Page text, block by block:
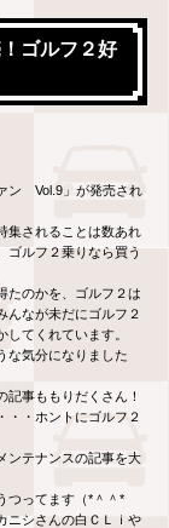
ゴルフ２好
ン Vol.9」が発売され
集されることは数あれ
ゴルフ２乗りなら買う
たのかを、ゴルフ２は
んなが未だにゴルフ２
てくれています。
な気分になりました
事ももりだくさん！
・・ホントにゴルフ２
ンテナンスの記事を大
つってます（*＾＾*
ニシさんの白ＣＬｉや